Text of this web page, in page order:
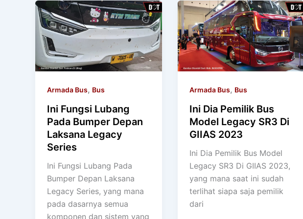
Armada Bus, Bus
Ini Fungsi Lubang
Pada Bumper Depan
Laksana Legacy
Series
Ini Fungsi Lubang Pada
Bumper Depan Laksana
Legacy Series, yang mana
pada dasarnya semua
komponen dan sistem yang
Armada Bus, Bus
Ini Dia Pemilik Bus
Model Legacy SR3 Di
GIIAS 2023
Ini Dia Pemilik Bus Model
Legacy SR3 Di GIIAS 2023,
yang mana saat ini sudah
terlihat siapa saja pemilik
dari